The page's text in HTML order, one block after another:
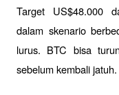
Target US$48.000
dalam skenario
lurus. BTC bisa
sebelum kembali jatuh.